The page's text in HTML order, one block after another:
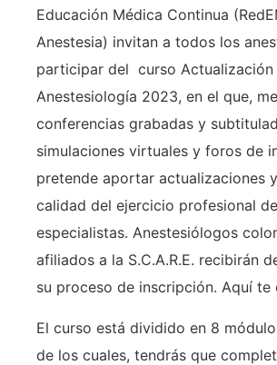
Educación Médica Continua
Anestesia) invitan a todos los
participar del curso Actualización
Anestesiología 2023, en el que,
conferencias grabadas y
simulaciones virtuales y foros de
pretende aportar actualizaciones
calidad del ejercicio profesional
especialistas. Anestesiólogos
afiliados a la S.C.A.R.E. recibirán
su proceso de inscripción. Aquí te
El curso está dividido en 8
de los cuales, tendrás que